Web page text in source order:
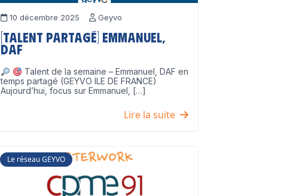
10 décembre 2025 Geyvo
[Talent partagé] Emmanuel,
DAF
Talent de la semaine – Emmanuel, DAF en
temps partagé (GEYVO ILE DE FRANCE)
Aujourd’hui, focus sur Emmanuel, […]
Lire la suite
Le réseau GEYVO